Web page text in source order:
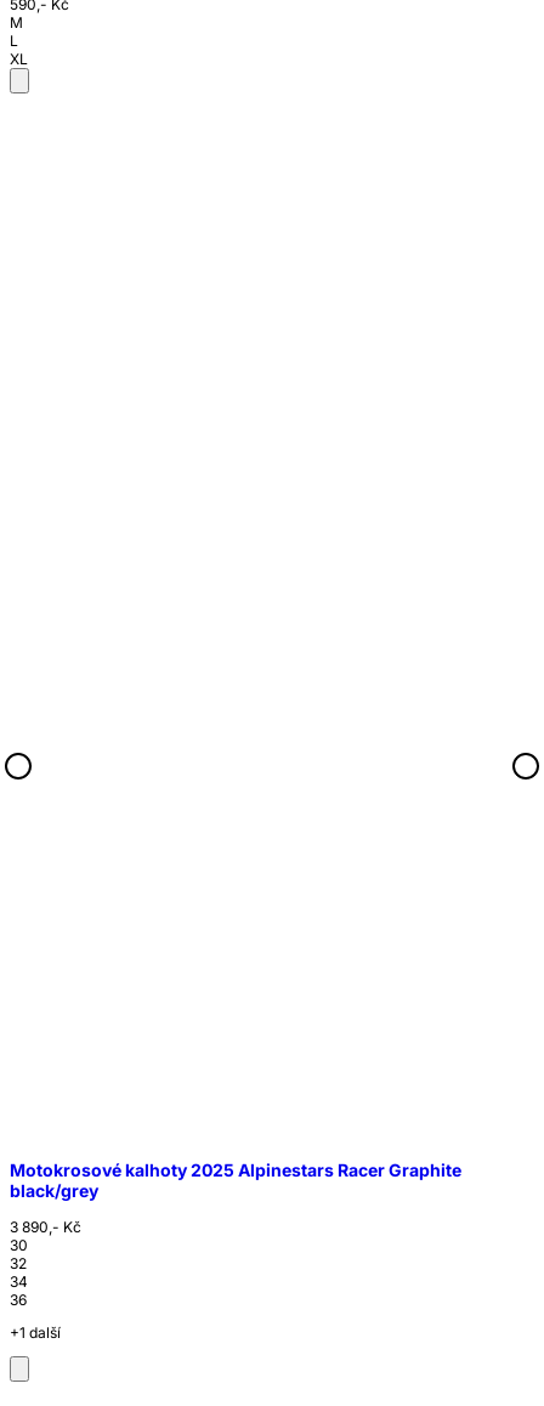
590,- Kč
M
L
XL
Motokrosové kalhoty 2025 Alpinestars Racer Graphite
black/grey
3 890,- Kč
30
32
34
36
+1 další